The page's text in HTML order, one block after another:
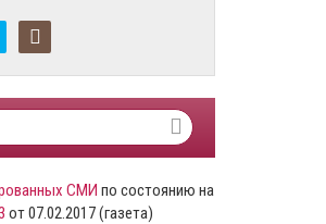
СМИ по состоянию на
от 07.02.2017 (газета)